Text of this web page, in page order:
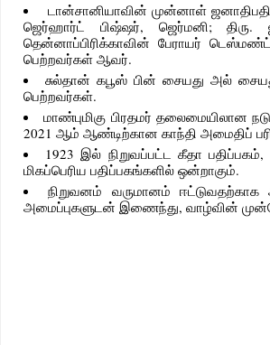
டான்சானியாவின் முன்னாள்
ஜெர்ஹார்ட் பிஷ்ஷர், ஜெர்மனி;
தென்னாப்பிரிக்காவின் பேராயர்
பெற்றவர்கள் ஆவர்.
சுல்தான் கபூஸ் பின் சையது அல்
பெற்றவர்கள்.
மாண்புமிகு பிரதமர் தலைமையிலான
2021 ஆம் ஆண்டிற்கான காந்தி அமைதிப்
1923 இல் நிறுவப்பட்ட கீதா
மிகப்பெரிய பதிப்பகங்களில் ஒன்றாகும்.
நிறுவனம் வருமானம்
அமைப்புகளுடன் இணைந்து, வாழ்வின்